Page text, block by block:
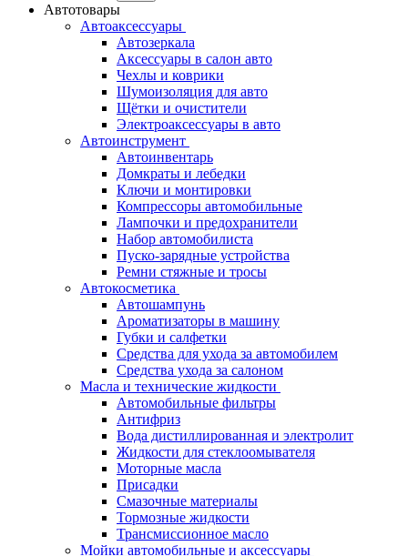
Автотовары
Автоаксессуары
Автозеркала
Аксессуары в салон авто
Чехлы и коврики
Шумоизоляция для авто
Щётки и очистители
Электроаксессуары в авто
Автоинструмент
Автоинвентарь
Домкраты и лебедки
Ключи и монтировки
Компрессоры автомобильные
Лампочки и предохранители
Набор автомобилиста
Пуско-зарядные устройства
Ремни стяжные и тросы
Автокосметика
Автошампунь
Ароматизаторы в машину
Губки и салфетки
Средства для ухода за автомобилем
Средства ухода за салоном
Масла и технические жидкости
Автомобильные фильтры
Антифриз
Вода дистиллированная и электролит
Жидкости для стеклоомывателя
Моторные масла
Присадки
Смазочные материалы
Тормозные жидкости
Трансмиссионное масло
Мойки автомобильные и аксессуары